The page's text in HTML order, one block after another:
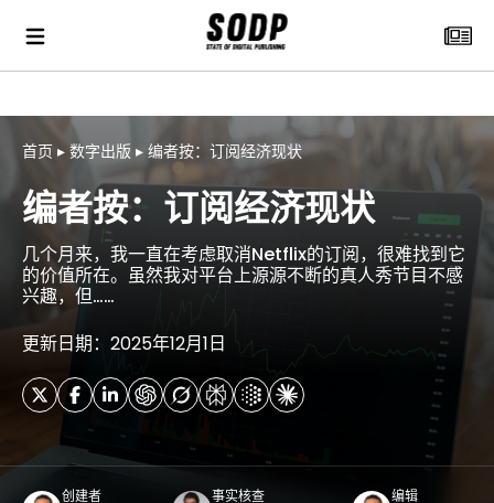
首页 ▸ 数字出版 ▸ 编者按：订阅经济现状
编者按：订阅经济现状
几个月来，我一直在考虑取消Netflix的订阅，很难找到它
的价值所在。虽然我对平台上源源不断的真人秀节目不感
兴趣，但……
更新日期：2025年12月1日
创建者 事实核查 编辑